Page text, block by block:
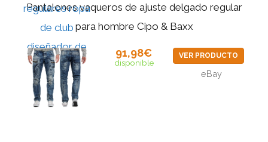
Pantalones vaqueros de ajuste delgado regular
para hombre Cipo & Baxx
91,98€
disponible
VER PRODUCTO
eBay